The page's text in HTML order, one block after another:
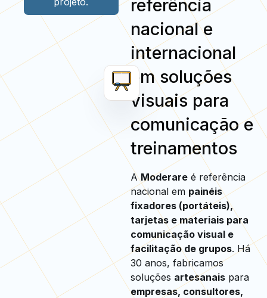
referência
nacional e
internacional
em soluções
visuais para
comunicação e
treinamentos
AModerareé referência
nacional em painéis
fixadores (portáteis),
tarjetas e materiais para
comunicação visual e
facilitação de grupos. Há
30 anos, fabricamos
soluções artesanaispara
empresas, consultores,